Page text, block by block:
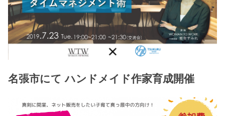
名張市にて ハンドメイド作家育成開催